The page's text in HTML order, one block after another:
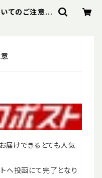
いてのご注意 |
届けできるとても人気
へ投函にて完了となり